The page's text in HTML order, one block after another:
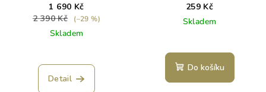
1 690 Kč
2 390 Kč
(–29 %)
Skladem
Detail
259 Kč
Skladem
Do košíku